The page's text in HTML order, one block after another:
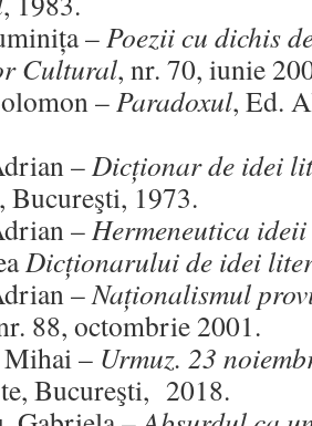
–Poezii cu dichis
Cultural, nr. 70, iunie
–Paradoxul, Ed.
–Dicționar de idei
Bucureşti, 1973.
–Hermeneutica
Dicționarului de idei
–Naționalismul
88, octombrie 2001.
– Urmuz. 23
Bucureşti, 2018.